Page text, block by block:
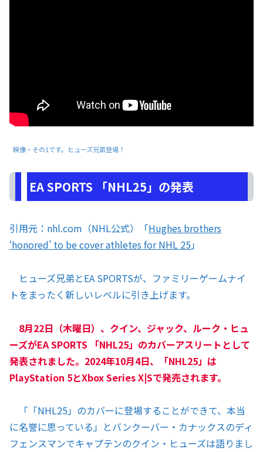
映像・その1です。ヒューズ兄弟登場！
EA SPORTS 「NHL25」の発表
引用元：nhl.com（NHL公式）「Hughes brothers
‘honored’ to be cover athletes for NHL 25」
ヒューズ兄弟とEA SPORTSが、ファミリーゲームナイ
トをまったく新しいレベルに引き上げます。
8月22日（木曜日）、クイン、ジャック、ルーク・ヒュ
ーズがEA SPORTS 「NHL25」のカバーアスリートとして
発表されました。2024年10月4日、「NHL25」は
PlayStation 5とXbox Series X|Sで発売されます。
「「NHL25」のカバーに登場することができて、本当
に名誉に思っている」とバンクーバー・カナックスのディ
フェンスマンでキャプテンのクイン・ヒューズは語りまし